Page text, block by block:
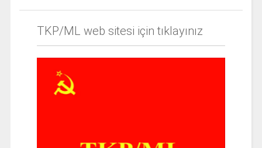
TKP/ML web sitesi için tıklayınız